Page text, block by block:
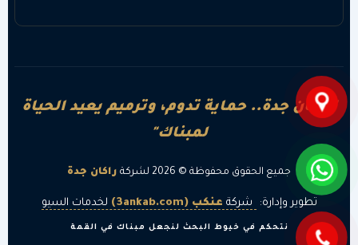
"راكان جدة.. حماية تدوم، وترميم يعيد الحياة
لمبناك"
جميع الحقوق محفوظة © 2026 لشركة راكان جدة
تطوير وإدارة: شركة عنكب (3ankab.com) لخدمات السيو
نتحكم في خيوط البحث لنجعل مبناك في القمة